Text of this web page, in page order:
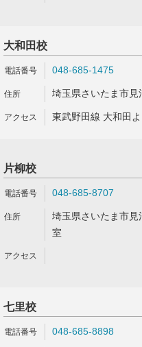
大和田校
048-685-1475
埼玉県さいたま市
東武野田線 大和田
片柳校
048-685-8707
埼玉県さいたま市
室
七里校
048-685-8898